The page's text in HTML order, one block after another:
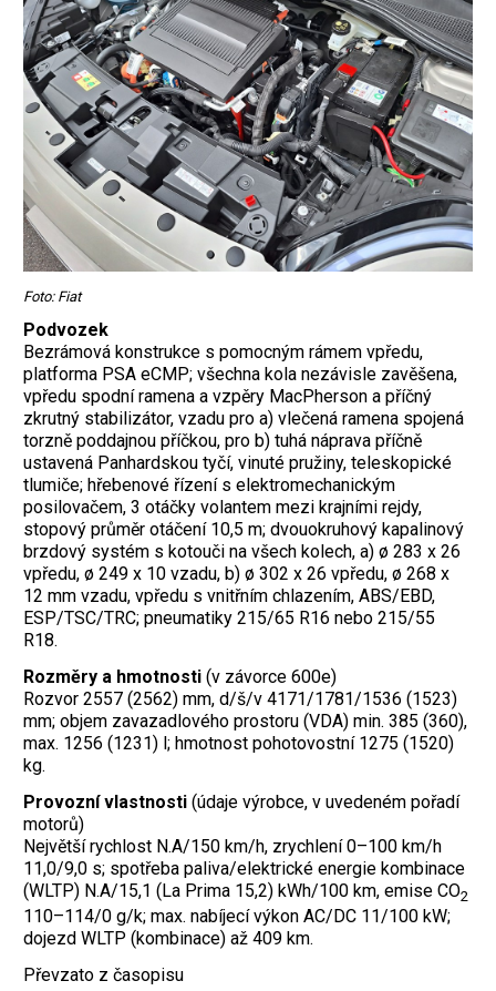
Foto: Fiat
Podvozek
Bezrámová konstrukce s pomocným rámem vpředu,
platforma PSA eCMP; všechna kola nezávisle zavěšena,
vpředu spodní ramena a vzpěry MacPherson a příčný
zkrutný stabilizátor, vzadu pro a) vlečená ramena spojená
torzně poddajnou příčkou, pro b) tuhá náprava příčně
ustavená Panhardskou tyčí, vinuté pružiny, teleskopické
tlumiče; hřebenové řízení s elektromechanickým
posilovačem, 3 otáčky volantem mezi krajními rejdy,
stopový průměr otáčení 10,5 m; dvouokruhový kapalinový
brzdový systém s kotouči na všech kolech, a) ø 283 x 26
vpředu, ø 249 x 10 vzadu, b) ø 302 x 26 vpředu, ø 268 x
12 mm vzadu, vpředu s vnitřním chlazením, ABS/EBD,
ESP/TSC/TRC; pneumatiky 215/65 R16 nebo 215/55
R18.
Rozměry a hmotnosti (v závorce 600e)
Rozvor 2557 (2562) mm, d/š/v 4171/1781/1536 (1523)
mm; objem zavazadlového prostoru (VDA) min. 385 (360),
max. 1256 (1231) l; hmotnost pohotovostní 1275 (1520)
kg.
Provozní vlastnosti (údaje výrobce, v uvedeném pořadí
motorů)
Největší rychlost N.A/150 km/h, zrychlení 0–100 km/h
11,0/9,0 s; spotřeba paliva/elektrické energie kombinace
(WLTP) N.A/15,1 (La Prima 15,2) kWh/100 km, emise CO2
110–114/0 g/k; max. nabíjecí výkon AC/DC 11/100 kW;
dojezd WLTP (kombinace) až 409 km.
Převzato z časopisu